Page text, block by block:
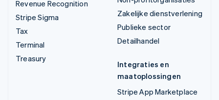
Revenue Recognition
Stripe Sigma
Tax
Terminal
Treasury
Zakelijke dienstverlening
Publieke sector
Detailhandel
Integraties en
maatoplossingen
Stripe App Marketplace